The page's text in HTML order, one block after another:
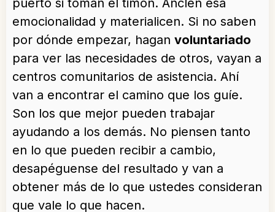
puerto si toman el timón. Anclen esa
emocionalidad y materialicen. Si no saben
por dónde empezar, hagan voluntariado
para ver las necesidades de otros, vayan a
centros comunitarios de asistencia. Ahí
van a encontrar el camino que los guíe.
Son los que mejor pueden trabajar
ayudando a los demás. No piensen tanto
en lo que pueden recibir a cambio,
desapéguense del resultado y van a
obtener más de lo que ustedes consideran
que vale lo que hacen.